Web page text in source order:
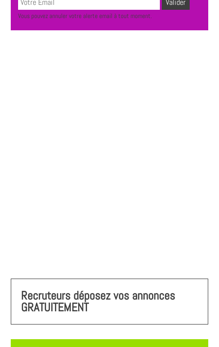
Vous pouvez annuler votre alerte email à tout moment.
Recruteurs déposez vos annonces
GRATUITEMENT